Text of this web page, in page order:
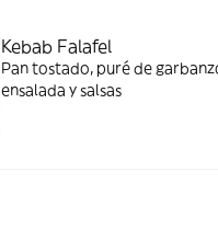
Kebab Falafel
Pan tostado, puré de
ensalada y salsas